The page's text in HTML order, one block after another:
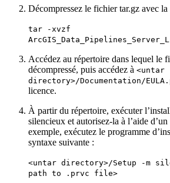
Décompressez le fichier tar.gz avec
tar -xvzf
Accédez au répertoire dans lequel le
décompressé, puis accédez à <untar
directory>/Documentation/
licence.
À partir du répertoire, exécuter
silencieux et autorisez-la à l’aide
exemple, exécutez le programme
syntaxe suivante :
<untar directory>/Setup -m
path to .prvc file>